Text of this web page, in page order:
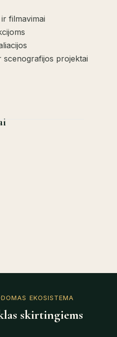
filmavimai
projektai
EKOSISTEMA
skirtingiems